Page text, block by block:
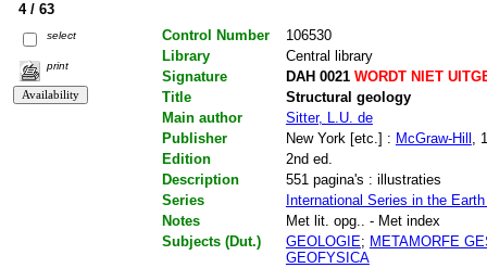
4 / 63
select
print
Control Number
106530
Library
Central library
Signature
DAH 0021WORDT NIET
Title
Structural geology
Main author
Sitter, L.U. de
Publisher
New York [etc.] : McGraw-Hill ,
Edition
2nd ed.
Description
551 pagina's : illustraties
Series
International Series in the
Notes
Met lit. opg.. - Met index
Subjects (Dut.)
GEOLOGIE; METAMORFE
GEOFYSICA